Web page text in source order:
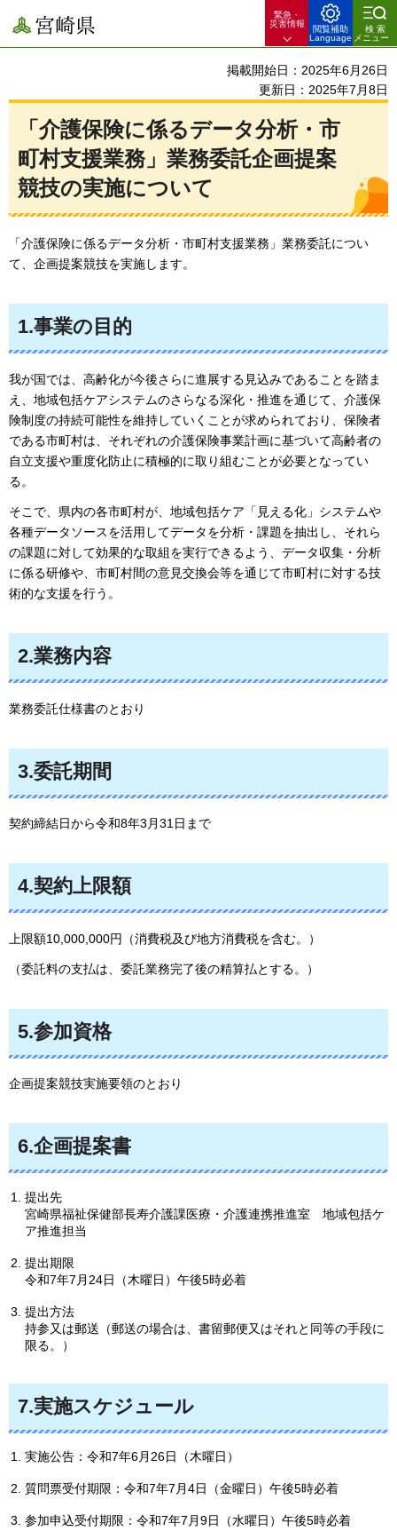
宮崎県
緊急・
災害情報
閲覧補助
Language
検索
メニュー
掲載開始日：2025年6月26日
更新日：2025年7月8日
「介護保険に係るデータ分析・市
町村支援業務」業務委託企画提案
競技の実施について
「介護保険に係るデータ分析・市町村支援業務」業務委託につい
て、企画提案競技を実施します。
1.事業の目的
我が国では、高齢化が今後さらに進展する見込みであることを踏ま
え、地域包括ケアシステムのさらなる深化・推進を通じて、介護保
険制度の持続可能性を維持していくことが求められており、保険者
である市町村は、それぞれの介護保険事業計画に基づいて高齢者の
自立支援や重度化防止に積極的に取り組むことが必要となってい
る。
そこで、県内の各市町村が、地域包括ケア「見える化」システムや
各種データソースを活用してデータを分析・課題を抽出し、それら
の課題に対して効果的な取組を実行できるよう、データ収集・分析
に係る研修や、市町村間の意見交換会等を通じて市町村に対する技
術的な支援を行う。
2.業務内容
業務委託仕様書のとおり
3.委託期間
契約締結日から令和8年3月31日まで
4.契約上限額
上限額10,000,000円（消費税及び地方消費税を含む。）
（委託料の支払は、委託業務完了後の精算払とする。）
5.参加資格
企画提案競技実施要領のとおり
6.企画提案書
提出先
宮崎県福祉保健部長寿介護課医療・介護連携推進室
地域包括ケ
ア推進担当
提出期限
令和7年7月24日（木曜日）午後5時必着
提出方法
持参又は郵送（郵送の場合は、書留郵便又はそれと同等の手段に
限る。）
7.実施スケジュール
実施公告：令和7年6月26日（木曜日）
質問票受付期限：令和7年7月4日（金曜日）午後5時必着
参加申込受付期限：令和7年7月9日（水曜日）午後5時必着